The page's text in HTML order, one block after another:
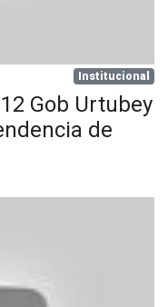
Institucional
Gob Urtubey
de